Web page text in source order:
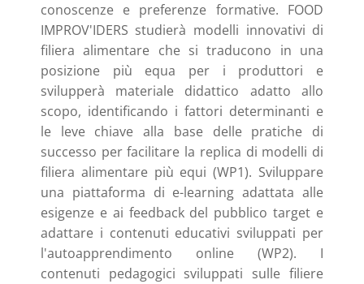
conoscenze e preferenze formative. FOOD
IMPROV'IDERS studierà modelli innovativi di
filiera alimentare che si traducono in una
posizione più equa per i produttori e
svilupperà materiale didattico adatto allo
scopo, identificando i fattori determinanti e
le leve chiave alla base delle pratiche di
successo per facilitare la replica di modelli di
filiera alimentare più equi (WP1). Sviluppare
una piattaforma di e-learning adattata alle
esigenze e ai feedback del pubblico target e
adattare i contenuti educativi sviluppati per
l'autoapprendimento online (WP2). I
contenuti pedagogici sviluppati sulle filiere